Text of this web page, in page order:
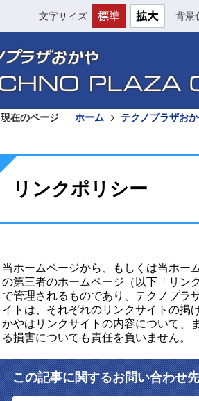
文字サイズ 背景
現在のページ ホーム テクノプラザお
リンクポリシー
当ホームページから、もしくは当ホー
の第三者のホームページ（以下「リン
で管理されるものであり、テクノプラ
イトは、それぞれのリンクサイトの掲
かやはリンクサイトの内容について、
る損害についても責任を負いません。
この記事に関するお問い合わせ先